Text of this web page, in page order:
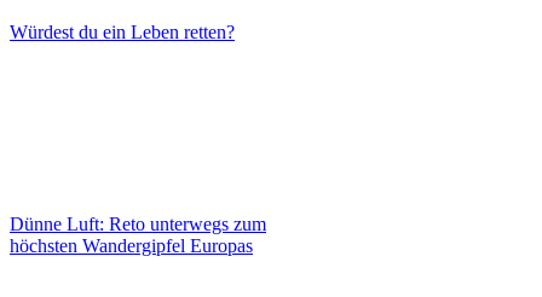
Würdest du ein Leben retten?
Dünne Luft: Reto unterwegs zum
höchsten Wandergipfel Europas